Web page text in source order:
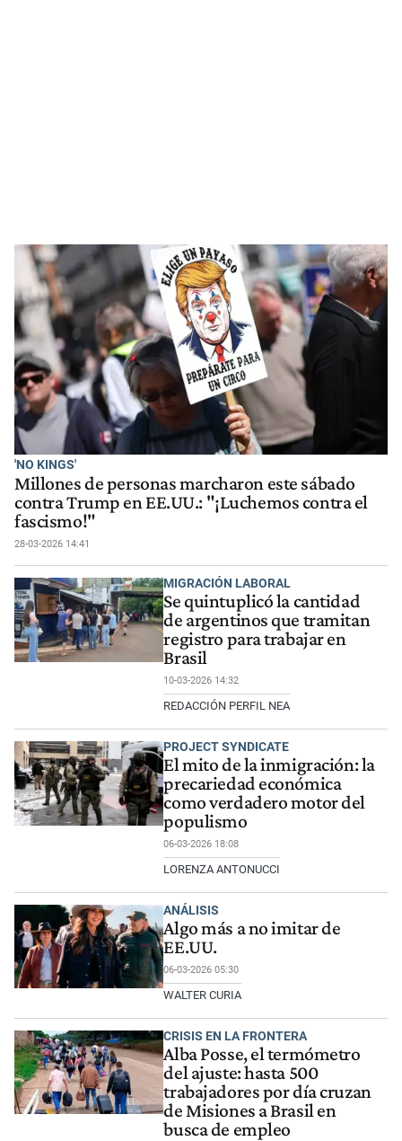
'NO KINGS'
Millones de personas marcharon este sábado
contra Trump en EE.UU.: "¡Luchemos contra el
fascismo!"
28-03-2026 14:41
MIGRACIÓN LABORAL
Se quintuplicó la cantidad
de argentinos que tramitan
registro para trabajar en
Brasil
10-03-2026 14:32
REDACCIÓN PERFIL NEA
PROJECT SYNDICATE
El mito de la inmigración: la
precariedad económica
como verdadero motor del
populismo
06-03-2026 18:08
LORENZA ANTONUCCI
ANÁLISIS
Algo más a no imitar de
EE.UU.
06-03-2026 05:30
WALTER CURIA
CRISIS EN LA FRONTERA
Alba Posse, el termómetro
del ajuste: hasta 500
trabajadores por día cruzan
de Misiones a Brasil en
busca de empleo